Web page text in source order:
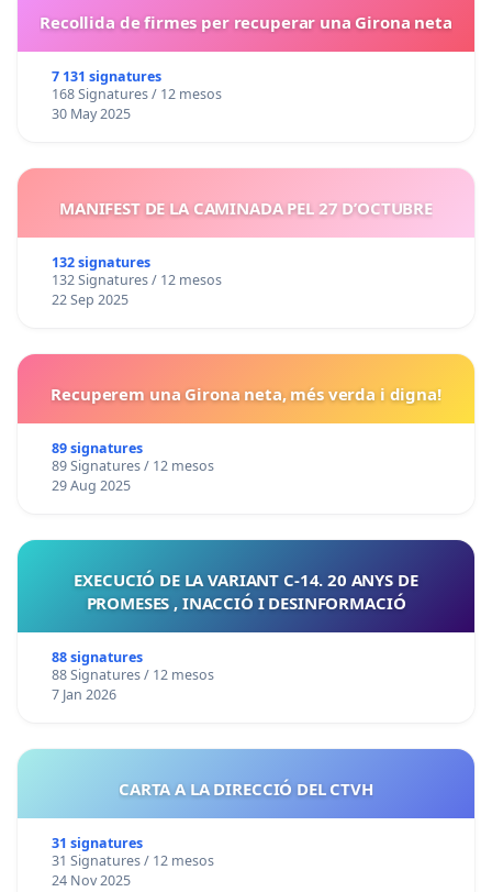
Recollida de firmes per recuperar una Girona neta
7 131 signatures
168 Signatures / 12 mesos
30 May 2025
MANIFEST DE LA CAMINADA PEL 27 D’OCTUBRE
132 signatures
132 Signatures / 12 mesos
22 Sep 2025
Recuperem una Girona neta, més verda i digna!
89 signatures
89 Signatures / 12 mesos
29 Aug 2025
EXECUCIÓ DE LA VARIANT C-14. 20 ANYS DE
PROMESES , INACCIÓ I DESINFORMACIÓ
88 signatures
88 Signatures / 12 mesos
7 Jan 2026
CARTA A LA DIRECCIÓ DEL CTVH
31 signatures
31 Signatures / 12 mesos
24 Nov 2025